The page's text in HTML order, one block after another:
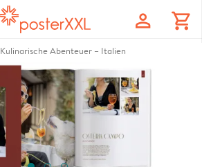
profile shopping_cart
Kulinarische Abenteuer – Italien